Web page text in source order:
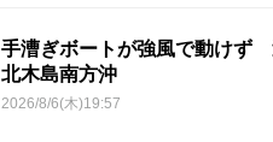
手漕ぎボートが強風で動け
北木島南方沖
2026/8/6(木)19:57